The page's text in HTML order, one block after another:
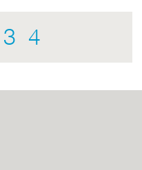
3 4